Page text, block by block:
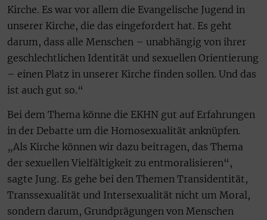
Kirche. Es war vor allem die Evangelische Jugend in
unserer Kirche, die das eingefordert hat. Es geht
darum, dass alle Menschen – unabhängig von ihrer
geschlechtlichen Identität und sexuellen Orientierung
– einen Platz in unserer Kirche finden sollen. Und das
ist auch gut so.“
Bei dem Thema könne die EKHN gut auf Erfahrungen
in der Debatte um die Homosexualität anknüpfen.
„Als Kirche können wir dazu beitragen, das Thema
der sexuellen Vielfältigkeit zu entmoralisieren“,
sagte Jung. Es gehe bei den Themen Transidentität,
Transsexualität und Intersexualität nicht um Moral,
sondern darum, Grundprägungen von Menschen